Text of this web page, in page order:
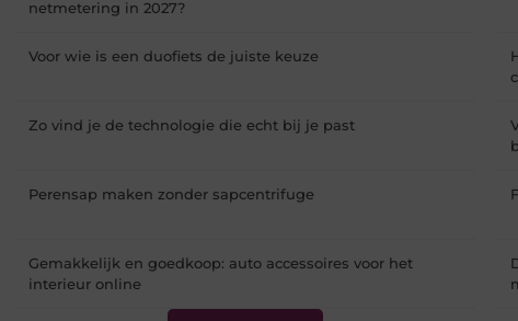
netmetering in 2027?
Voor wie is een duofiets de juiste keuze
Zo vind je de technologie die echt bij je past
Perensap maken zonder sapcentrifuge
Gemakkelijk en goedkoop: auto accessoires voor het
interieur online